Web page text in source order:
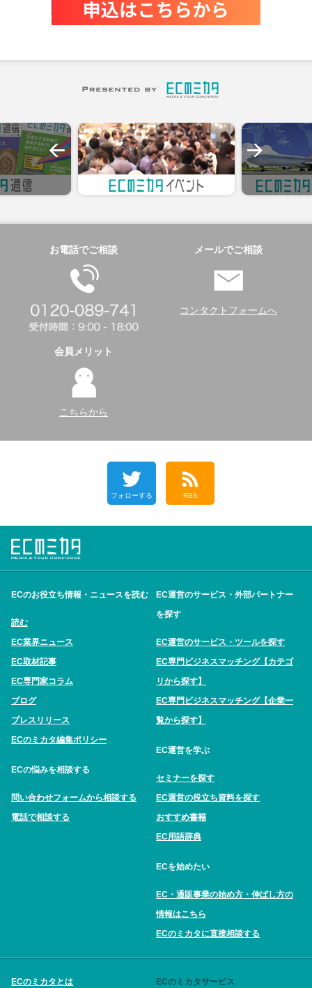
お電話でご相談 メールでご相談
コンタクトフォームへ
会員メリット
こちらから
フォローする RSS
ECのお役立ち情報・ニュースを読む
読む
EC業界ニュース
EC取材記事
EC専門家コラム
ブログ
プレスリリース
ECのミカタ編集ポリシー
ECの悩みを相談する
問い合わせフォームから相談する
電話で相談する
EC運営のサービス・外部パートナー
を探す
EC運営のサービス・ツールを探す
EC専門ビジネスマッチング【カテゴ
リから探す】
EC専門ビジネスマッチング【企業一
覧から探す】
EC運営を学ぶ
セミナーを探す
EC運営の役立ち資料を探す
おすすめ書籍
EC用語辞典
ECを始めたい
EC・通販事業の始め方・伸ばし方の
情報はこちら
ECのミカタに直接相談する
ECのミカタとは ECのミカタサービス